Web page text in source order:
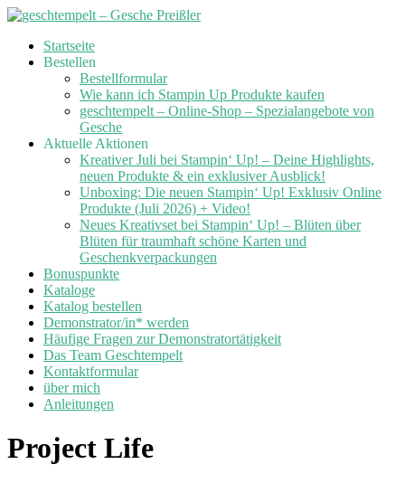
Skip
Startseite
Bestellen
Bestellformular
Wie kann ich Stampin Up Produkte kaufen
geschtempelt – Online-Shop – Spezialangebote von
Gesche
Aktuelle Aktionen
Kreativer Juli bei Stampin‘ Up! – Deine Highlights,
neuen Produkte & ein exklusiver Ausblick!
Unboxing: Die neuen Stampin‘ Up! Exklusiv Online
Produkte (Juli 2026) + Video!
Neues Kreativset bei Stampin‘ Up! – Blüten über
Blüten für traumhaft schöne Karten und
Geschenkverpackungen
Bonuspunkte
Kataloge
Katalog bestellen
Demonstrator/in* werden
Häufige Fragen zur Demonstratortätigkeit
Das Team Geschtempelt
Kontaktformular
über mich
Anleitungen
Project Life